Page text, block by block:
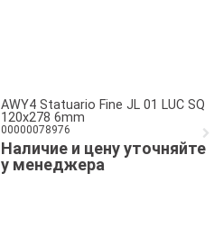
AWY4 Statuario Fine JL 01 LUC SQ
120x278 6mm
00000078976
Наличие и цену уточняйте
у менеджера